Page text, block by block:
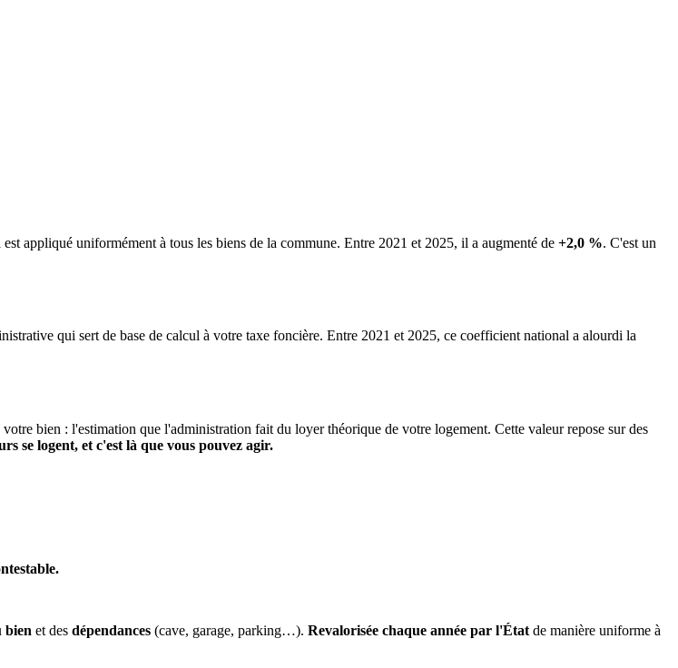
appliqué uniformément à tous les biens de la commune. Entre 2021 et 2025, il a augmenté de +2,0 %. C'est un
qui sert de base de calcul à votre taxe foncière. Entre 2021 et 2025, ce coefficient national a alourdi la
votre bien : l'estimation que l'administration fait du loyer théorique de votre logement. Cette valeur repose sur des
se logent, et c'est là que vous pouvez agir.
bien et des dépendances (cave, garage, parking…). Revalorisée chaque année par l'État de manière uniforme à